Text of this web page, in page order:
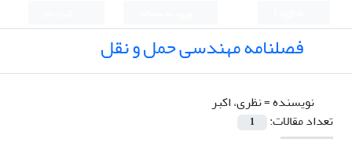
فصلنامه مهندسی حمل و نقل
نویسنده =نظری، اکبر
تعداد مقالات:
1